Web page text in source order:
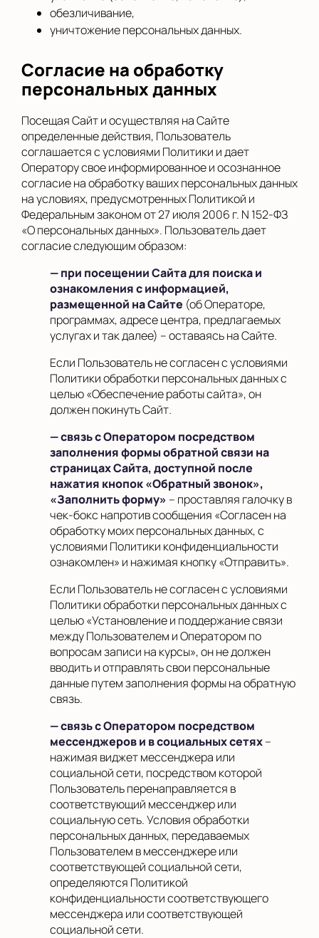
обезличивание,
уничтожение персональных данных.
Согласие на обработку
персональных данных
Посещая Сайт и осуществляя на Сайте
определенные действия, Пользователь
соглашается с условиями Политики и дает
Оператору свое информированное и осознанное
согласие на обработку ваших персональных данных
на условиях, предусмотренных Политикой и
Федеральным законом от 27 июля 2006 г. N 152-ФЗ
«О персональных данных». Пользователь дает
согласие следующим образом:
— при посещении Сайта для поиска и
ознакомления с информацией,
размещенной на Сайте (об Операторе,
программах, адресе центра, предлагаемых
услугах и так далее) – оставаясь на Сайте.
Если Пользователь не согласен с условиями
Политики обработки персональных данных с
целью «Обеспечение работы сайта», он
должен покинуть Сайт.
— связь с Оператором посредством
заполнения формы обратной связи на
страницах Сайта, доступной после
нажатия кнопок «Обратный звонок»,
«Заполнить форму» – проставляя галочку в
чек-бокс напротив сообщения «Согласен на
обработку моих персональных данных, с
условиями Политики конфиденциальности
ознакомлен» и нажимая кнопку «Отправить».
Если Пользователь не согласен с условиями
Политики обработки персональных данных с
целью «Установление и поддержание связи
между Пользователем и Оператором по
вопросам записи на курсы», он не должен
вводить и отправлять свои персональные
данные путем заполнения формы на обратную
связь.
— связь с Оператором посредством
мессенджеров и в социальных сетях–
нажимая виджет мессенджера или
социальной сети, посредством которой
Пользователь перенаправляется в
соответствующий мессенджер или
социальную сеть. Условия обработки
персональных данных, передаваемых
Пользователем в мессенджере или
соответствующей социальной сети,
определяются Политикой
конфиденциальности соответствующего
мессенджера или соответствующей
социальной сети.